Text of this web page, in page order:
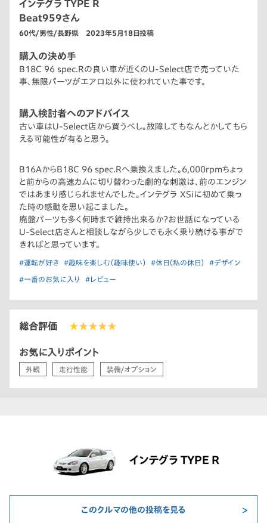
インテグラ TYPE R
Beat959さん
60代/男性/長野県 2023年5月18日投稿
購入の決め手
B18C 96 spec.Rの良い車が近くのU-Select店で売っていた
事、無限パーツがエアロ以外に使われていた事です。
購入検討者へのアドバイス
古い車はU-Select店から買うべし。故障してもなんとかしてもら
える可能性が有ると思う。
B16AからB18C 96 spec.Rへ乗換えました。6,000rpmちょっ
と前からの高速カムに切り替わった劇的な刺激は、前のエンジン
ではあまり感じられませんでした。インテグラ XSiに初めて乗っ
た時の感動を思い起こました。
廃盤パーツも多く何時まで維持出来るか？お世話になっている
U-Select店さんと相談しながら少しでも永く乗り続ける事がで
きればと思っています。
#運転が好き #趣味を楽しむ（趣味使い） #休日（私の休日） #デザイン
#一番のお気に入り #レビュー
総合評価 ★★★★★
お気に入りポイント
外観 走行性能 装備/オプション
インテグラ TYPE R
このクルマの他の投稿を見る